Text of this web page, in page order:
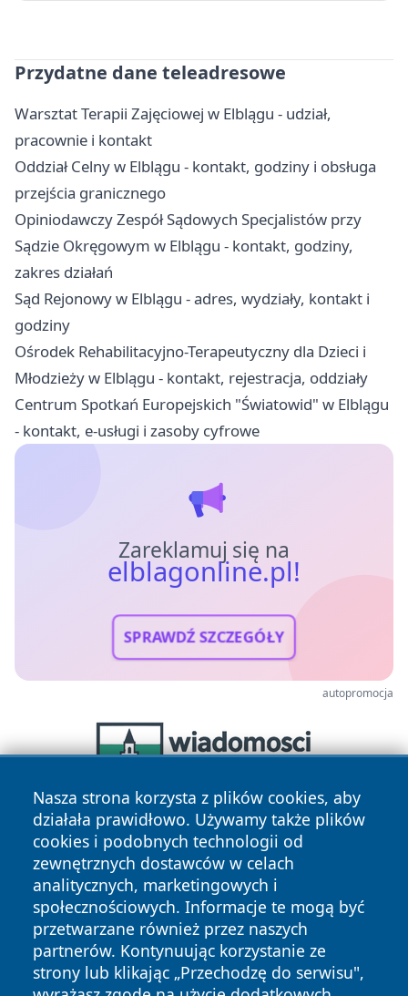
Przydatne dane teleadresowe
Warsztat Terapii Zajęciowej w Elblągu - udział,
pracownie i kontakt
Oddział Celny w Elblągu - kontakt, godziny i obsługa
przejścia granicznego
Opiniodawczy Zespół Sądowych Specjalistów przy
Sądzie Okręgowym w Elblągu - kontakt, godziny,
zakres działań
Sąd Rejonowy w Elblągu - adres, wydziały, kontakt i
godziny
Ośrodek Rehabilitacyjno-Terapeutyczny dla Dzieci i
Młodzieży w Elblągu - kontakt, rejestracja, oddziały
Centrum Spotkań Europejskich "Światowid" w Elblągu
- kontakt, e-usługi i zasoby cyfrowe
Zareklamuj się na
elblagonline.pl!
SPRAWDŹ SZCZEGÓŁY
autopromocja
Nasza strona korzysta z plików cookies, aby
działała prawidłowo. Używamy także plików
cookies i podobnych technologii od
zewnętrznych dostawców w celach
analitycznych, marketingowych i
społecznościowych. Informacje te mogą być
przetwarzane również przez naszych
partnerów. Kontynuując korzystanie ze
strony lub klikając „Przechodzę do serwisu",
Copyright © 2026 elblagonline.pl Wszystkie prawa
zastrzeżone.